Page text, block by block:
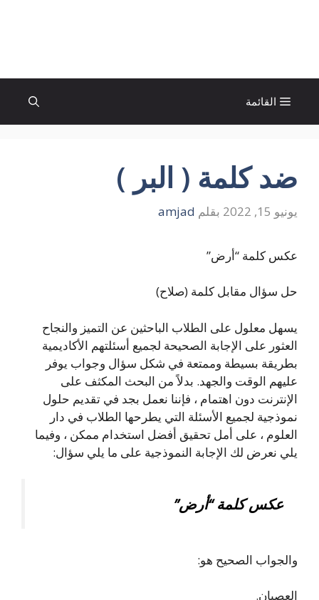
القائمة
ضد كلمة ( البر )
يونيو 15, 2022 بقلم amjad
عكس كلمة “أرض”
حل سؤال مقابل كلمة (صلاح)
يسهل معلول على الطلاب الباحثين عن التميز والنجاح
العثور على الإجابة الصحيحة لجميع أسئلتهم الأكاديمية
بطريقة بسيطة وممتعة في شكل سؤال وجواب يوفر
عليهم الوقت والجهد. بدلاً من البحث المكثف على
الإنترنت دون اهتمام ، فإننا نعمل بجد في تقديم حلول
نموذجية لجميع الأسئلة التي يطرحها الطلاب في دار
العلوم ، على أمل تحقيق أفضل استخدام ممكن ، وفيما
يلي نعرض لك الإجابة النموذجية على ما يلي سؤال:
عكس كلمة “أرض”
والجواب الصحيح هو:
العصيان.